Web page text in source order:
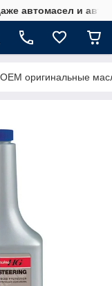
автомасел и
OEM оригинальные